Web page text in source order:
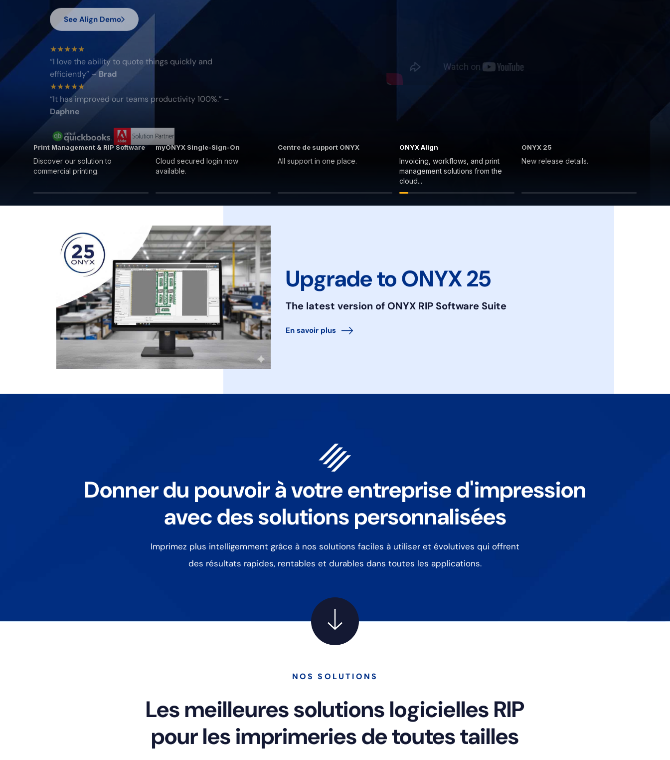
See Align Demo
★★★★★
“I love the ability to quote things quickly and
efficiently ” –Brad
★★★★★
“It has improved our teams productivity 100%. ” –
Daphne
Print Management & RIP Software
Discover our solution to
commercial printing.
myONYX Single-Sign-On
Cloud secured login now
available.
Centre de support ONYX
All support in one place.
ONYX Align
Invoicing, workflows, and print
management solutions from the
cloud...
ONYX 25
New release details.
Upgrade to ONYX 25
The latest version of ONYX RIP Software Suite
En savoir plus
Donner du pouvoir à votre entreprise d'impression
avec des solutions personnalisées
Imprimez plus intelligemment grâce à nos solutions faciles à utiliser et évolutives qui offrent
des résultats rapides, rentables et durables dans toutes les applications.
NOS SOLUTIONS
Les meilleures solutions logicielles RIP
pour les imprimeries de toutes tailles